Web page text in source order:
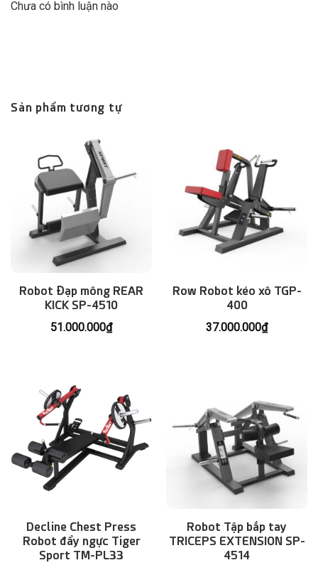
Chưa có bình luận nào
Sản phẩm tương tự
Robot Đạp mông REAR
KICK SP-4510
51.000.000₫
Row Robot kéo xô TGP-
400
37.000.000₫
Decline Chest Press
Robot đẩy ngực Tiger
Sport TM-PL33
Robot Tập bắp tay
TRICEPS EXTENSION SP-
4514